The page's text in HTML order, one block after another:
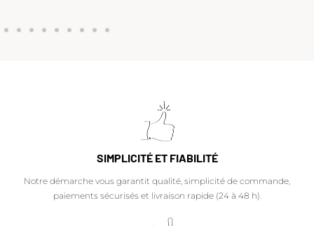
SIMPLICITÉ ET FIABILITÉ
Notre démarche vous garantit qualité, simplicité de commande,
paiements sécurisés et livraison rapide (24 à 48 h).